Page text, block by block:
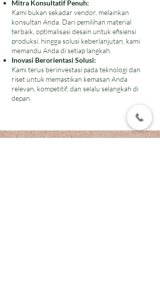
Mitra Konsultatif Penuh:
Kami bukan sekadar vendor, melainkan
konsultan Anda. Dari pemilihan material
terbaik, optimalisasi desain untuk efisiensi
produksi, hingga solusi keberlanjutan, kami
memandu Anda di setiap langkah.
Inovasi Berorientasi Solusi:
Kami terus berinvestasi pada teknologi dan
riset untuk memastikan kemasan Anda
relevan, kompetitif, dan selalu selangkah di
depan.